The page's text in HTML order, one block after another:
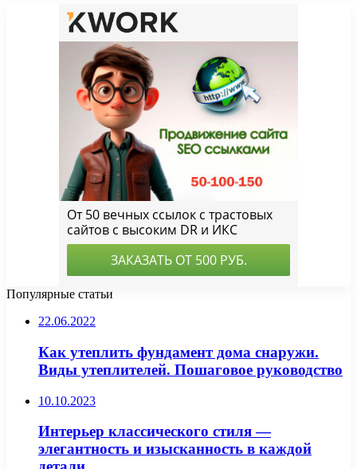
Популярные статьи
22.06.2022
Как утеплить фундамент дома снаружи.
Виды утеплителей. Пошаговое руководство
10.10.2023
Интерьер классического стиля —
элегантность и изысканность в каждой